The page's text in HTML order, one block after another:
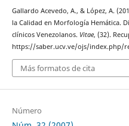
Gallardo Acevedo, A., & López, A.
la Calidad en Morfología Hemática.
clínicos Venezolanos. Vitae, (32).
https://saber.ucv.ve/ojs/index.php/
Más formatos de cita
Número